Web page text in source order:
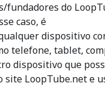
fundadores do
caso, é
dispositivo
telefone, tablet,
dispositivo que
site LoopTube.net e